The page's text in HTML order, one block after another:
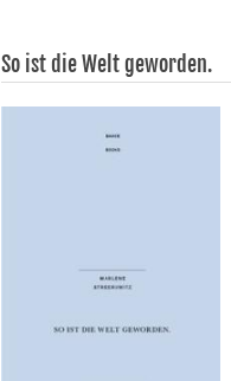
So ist die Welt geworden.